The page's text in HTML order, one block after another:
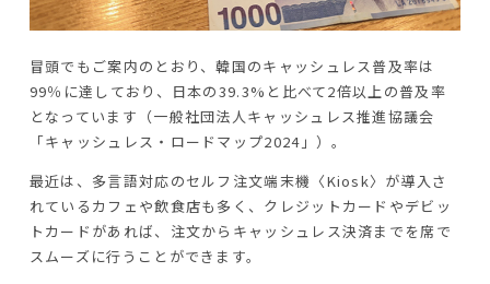
冒頭でもご案内のとおり、韓国のキャッシュレス普及率は
99％に達しており、日本の39.3%と比べて2倍以上の普及率
となっています（一般社団法人キャッシュレス推進協議会
「キャッシュレス・ロードマップ2024」）。
最近は、多言語対応のセルフ注文端末機〈Kiosk〉が導入さ
れているカフェや飲食店も多く、クレジットカードやデビッ
トカードがあれば、注文からキャッシュレス決済までを席で
スムーズに行うことができます。